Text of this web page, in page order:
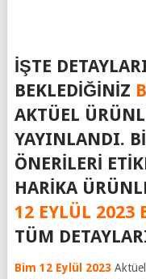
İŞTE
BEKLEDIĞINIZ
AKTÜEL
YAYINLANDI.
ÖNERILERI
HARIKA
12 EYLÜL 2023
TÜM
Bim 12 Eylül 2023